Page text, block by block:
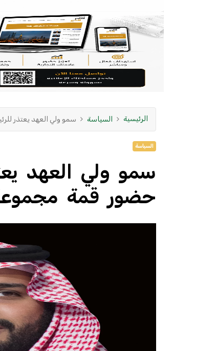
الرئيسية السياسة سمو ولي العهد يعتذر
السياسة
سمو ولي العهد
حضور قمة